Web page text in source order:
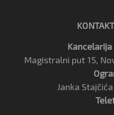
Magistralni put 15,
Janka